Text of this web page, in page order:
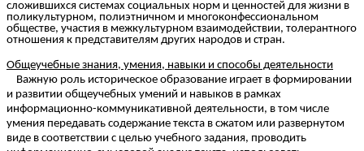
сложившихся системах социальных норм и ценностей для жизни в
поликультурном, полиэтничном и многоконфессиональном
обществе, участия в межкультурном взаимодействии, толерантного
отношения к представителям других народов и стран.
Общеучебные знания, умения, навыки и способы деятельности
Важную роль историческое образование играет в формировании
и развитии общеучебных умений и навыков в рамках
информационно-коммуникативной деятельности, в том числе
умения передавать содержание текста в сжатом или развернутом
виде в соответствии с целью учебного задания, проводить